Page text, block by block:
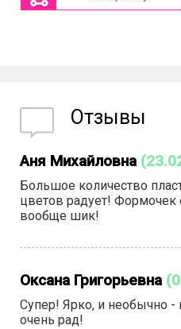
Отзывы
Аня Михайловна
Большое количество
цветов радует! Формочек
вообще шик!
Оксана Григорьевна
Супер! Ярко, и необычно -
очень рад!